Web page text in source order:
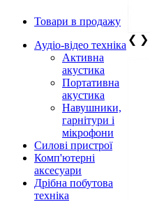
Товари в продажу
Аудіо-відео техніка
Активна
акустика
Портативна
акустика
Навушники,
гарнітури і
мікрофони
Силові пристрої
Комп'ютерні
аксесуари
Дрібна побутова
техніка
❮ ❯